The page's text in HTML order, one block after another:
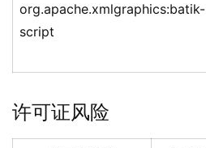
org.apache.xmlgraphics:batik-
script
许可证风险